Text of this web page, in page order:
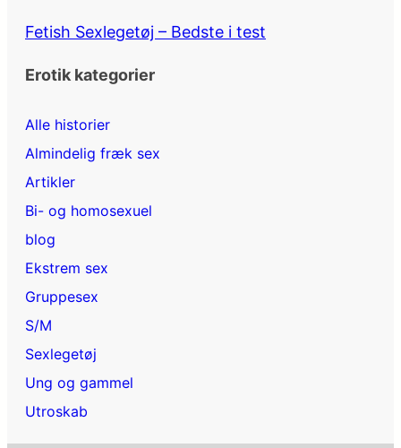
Fetish Sexlegetøj – Bedste i test
Erotik kategorier
Alle historier
Almindelig fræk sex
Artikler
Bi- og homosexuel
blog
Ekstrem sex
Gruppesex
S/M
Sexlegetøj
Ung og gammel
Utroskab